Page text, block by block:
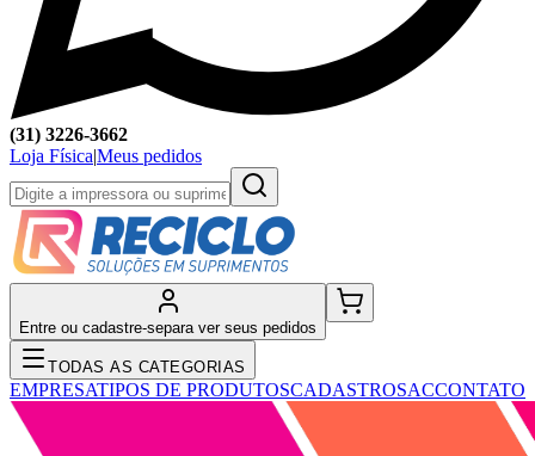
(31) 3226-3662
Loja Física|Meus pedidos
Entre ou cadastre-separa ver seus pedidos
TODAS AS CATEGORIAS
EMPRESATIPOS DE PRODUTOSCADASTROSACCONTATO